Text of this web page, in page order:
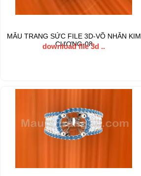
MẪU TRANG SỨC FILE 3D-VÕ NHẪN KIM
CƯƠNG-08
download file 3d ..